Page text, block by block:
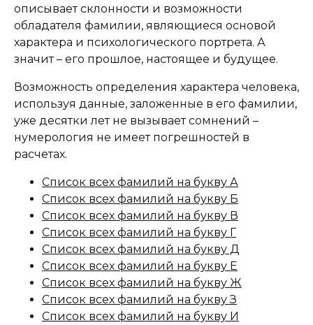
описывает склонности и возможности
обладателя фамилии, являющиеся основой
характера и психологического портрета. А
значит – его прошлое, настоящее и будущее.
Возможность определения характера человека,
используя данные, заложенные в его фамилии,
уже десятки лет не вызывает сомнений –
нумерология не имеет погрешностей в
расчетах.
Список всех фамилий на букву А
Список всех фамилий на букву Б
Список всех фамилий на букву В
Список всех фамилий на букву Г
Список всех фамилий на букву Д
Список всех фамилий на букву Е
Список всех фамилий на букву Ж
Список всех фамилий на букву З
Список всех фамилий на букву И